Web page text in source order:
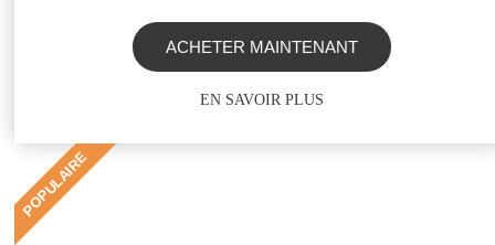
ACHETER MAINTENANT
EN SAVOIR PLUS
POPULAIRE